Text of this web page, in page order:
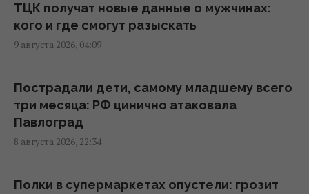
РФ готовит масштабные удары по Киеву
перед 24 августа: в ISW раскрыли цели
Россия нанесла массированный удар по
Одессе: нет света и воды, много
ТЦК получат новые данные о мужчинах:
кого и где смогут разыскать
9 августа 2026, 04:09
Пострадали дети, самому младшему всего
три месяца: РФ цинично атаковала
Павлоград
8 августа 2026, 22:34
Полки в супермаркетах опустели: грозит